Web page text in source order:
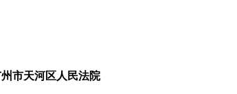
市天河区人民法院